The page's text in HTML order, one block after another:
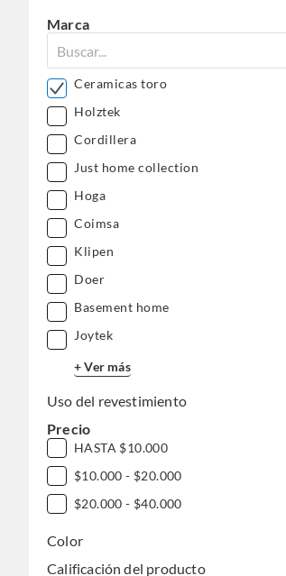
Marca
Ceramicas toro
Holztek
Cordillera
Just home collection
Hoga
Coimsa
Klipen
Doer
Basement home
Joytek
+ Ver más
Uso del revestimiento
Precio
HASTA $10.000
$10.000 - $20.000
$20.000 - $40.000
Color
Calificación del producto